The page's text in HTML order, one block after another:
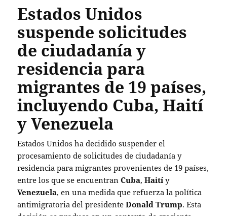
Estados Unidos
suspende solicitudes
de ciudadanía y
residencia para
migrantes de 19 países,
incluyendo Cuba, Haití
y Venezuela
Estados Unidos ha decidido suspender el
procesamiento de solicitudes de ciudadanía y
residencia para migrantes provenientes de 19 países,
entre los que se encuentranCuba,Haitíy
Venezuela, en una medida que refuerza la política
antimigratoria del presidenteDonald Trump. Esta